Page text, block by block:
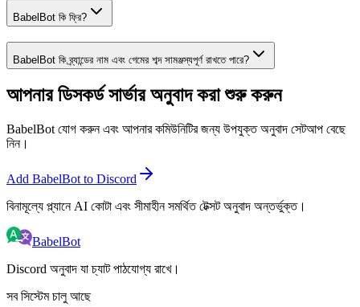
BabelBot কি ফ্রি?
BabelBot কি ব্র্যান্ডের নাম এবং গেমের শব্দ সামঞ্জস্যপূর্ণ রাখতে পারে?
আপনার ডিসকর্ড সার্ভার অনুবাদ করা শুরু করুন
BabelBot যোগ করুন এবং আপনার কমিউনিটির জন্য উপযুক্ত অনুবাদ সেটআপ বেছে
নিন।
Add BabelBot to Discord
বিনামূল্যে প্ল্যানে AI কোটা এবং সীমাহীন সমর্থিত টেক্সট অনুবাদ অন্তর্ভুক্ত।
BabelBot
Discord অনুবাদ যা চ্যাট পাঠযোগ্য রাখে।
সব সিস্টেম চালু আছে